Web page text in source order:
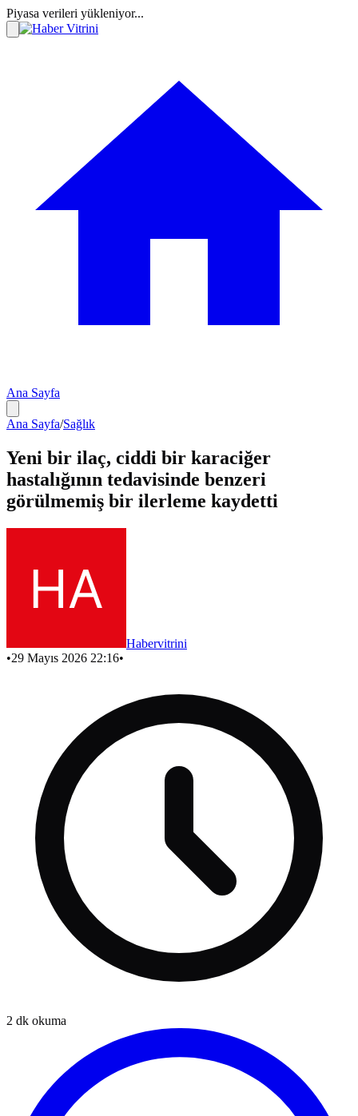
Piyasa verileri yükleniyor...
Ana Sayfa
Ana Sayfa/Sağlık
Yeni bir ilaç, ciddi bir karaciğer
hastalığının tedavisinde benzeri
görülmemiş bir ilerleme kaydetti
Habervitrini
•29 Mayıs 2026 22:16•
2 dk okuma